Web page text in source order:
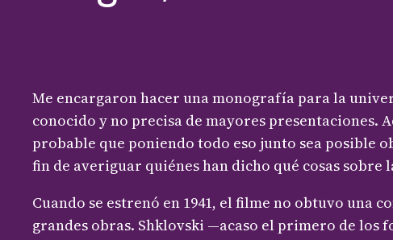
Me encargaron hacer una monografía para la
conocido y no precisa de mayores presentaciones.
probable que poniendo todo eso junto sea posible
fin de averiguar quiénes han dicho qué cosas
Cuando se estrenó en 1941, el filme no obtuvo una
grandes obras. Shklovski —acaso el primero de